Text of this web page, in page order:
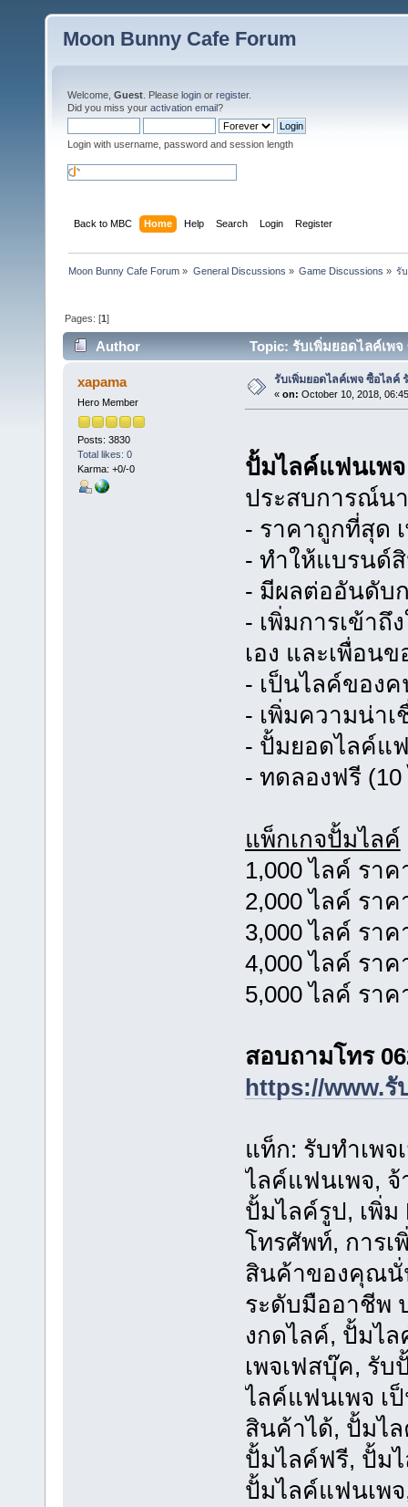
Moon Bunny Cafe Forum
Welcome, Guest . Please login or register.
Did you miss your activation email?
Login with username, password and session length
Back to MBC Home Help Search Login Register
Moon Bunny Cafe Forum » General Discussions » Game Discussions » รั
Pages: [1]
Author Topic: รับเพิ่มยอดไลค์เพ
xapama
Hero Member
Posts: 3830
Total likes: 0
Karma: +0/-0
รับเพิ่มยอดไลค์เพจ ซื้อไลค์
« on: October 10, 2018,
ปั้มไลค์แฟนเพ
ประสบการณ์น
- ราคาถูกที่สุด
- ทำให้แบรนด์
- มีผลต่ออันดับ
- เพิ่มการเข้า
เอง และเพื่อน
- เป็นไลค์ของ
- เพิ่มความน่า
- ปั้มยอดไลค์แฟ
- ทดลองฟรี (10
แพ็กเกจปั้มไลค์
1,000 ไลค์ รา
2,000 ไลค์ รา
3,000 ไลค์ รา
4,000 ไลค์ รา
5,000 ไลค์ รา
สอบถามโทร
https://www.รั
แท็ก: รับทำเพจ
ไลค์แฟนเพจ,
ปั้มไลค์รูป, เพิ่ม
โทรศัพท์, การเ
สินค้าของคุณนั่
ระดับมืออาชีพ
งกดไลค์, ปั้มไ
เพจเฟสบุ๊ค, รับ
ไลค์แฟนเพจ เ
สินค้าได้, ปั้มไ
ปั้มไลค์ฟรี, ปั้มไ
ปั้มไลค์แฟนเพ